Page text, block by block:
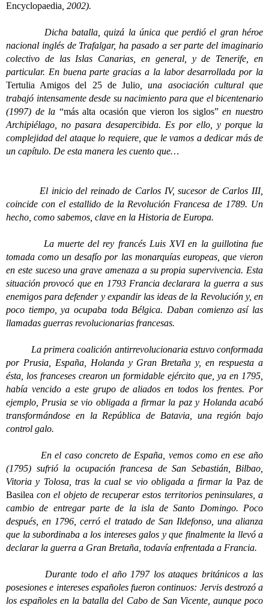
Encyclopaedia , 2002).
Dicha batalla, quizá la única que perdió el gran héroe
nacional inglés de Trafalgar, ha pasado a ser parte del imaginario
colectivo de las Islas Canarias, en general, y de Tenerife, en
particular. En buena parte gracias a la labor desarrollada por la
Tertulia Amigos del 25 de Julio , una asociación cultural que
trabajó intensamente desde su nacimiento para que el bicentenario
(1997) de la “más alta ocasión que vieron los siglos”en nuestro
Archipiélago, no pasara desapercibida. Es por ello, y porque la
complejidad del ataque lo requiere, que le vamos a dedicar más de
un capítulo. De esta manera les cuento que…
El inicio del reinado de Carlos IV, sucesor de Carlos III,
coincide con el estallido de la Revolución Francesa de 1789. Un
hecho, como sabemos, clave en la Historia de Europa.
La muerte del rey francés Luis XVI en la guillotina fue
tomada como un desafío por las monarquías europeas, que vieron
en este suceso una grave amenaza a su propia supervivencia. Esta
situación provocó que en 1793 Francia declarara la guerra a sus
enemigos para defender y expandir las ideas de la Revolución y, en
poco tiempo, ya ocupaba toda Bélgica. Daban comienzo así las
llamadas guerras revolucionarias francesas.
La primera coalición antirrevolucionaria estuvo conformada
por Prusia, España, Holanda y Gran Bretaña y, en respuesta a
ésta, los franceses crearon un formidable ejército que, ya en 1795,
había vencido a este grupo de aliados en todos los frentes. Por
ejemplo, Prusia se vio obligada a firmar la paz y Holanda acabó
transformándose en la República de Batavia, una región bajo
control galo.
En el caso concreto de España, vemos como en ese año
(1795) sufrió la ocupación francesa de San Sebastián, Bilbao,
Vitoria y Tolosa, tras la cual se vio obligada a firmar la Paz de
Basilea con el objeto de recuperar estos territorios peninsulares, a
cambio de entregar parte de la isla de Santo Domingo. Poco
después, en 1796, cerró el tratado de San Ildefonso, una alianza
que la subordinaba a los intereses galos y que finalmente la llevó a
declarar la guerra a Gran Bretaña, todavía enfrentada a Francia.
Durante todo el año 1797 los ataques británicos a las
posesiones e intereses españoles fueron continuos: Jervis destrozó a
los españoles en la batalla del Cabo de San Vicente, aunque poco